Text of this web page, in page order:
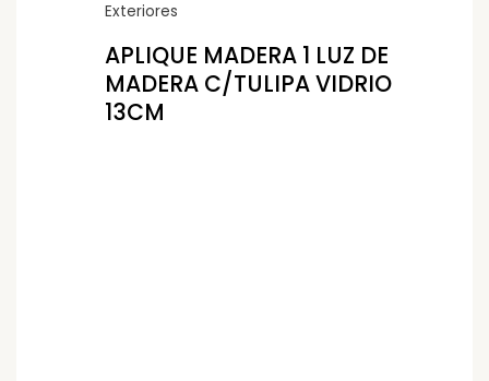
Exteriores
APLIQUE MADERA 1 LUZ DE
MADERA C/TULIPA VIDRIO
13CM